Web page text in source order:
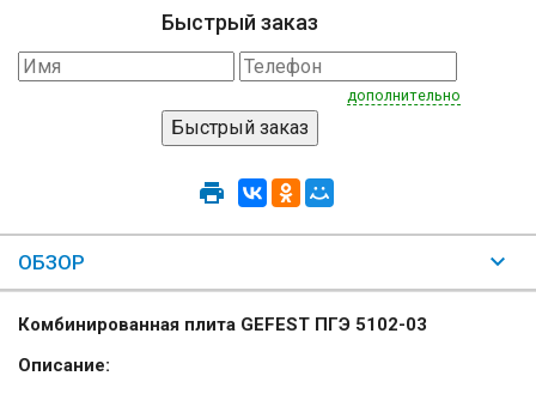
Быстрый заказ
дополнительно
ОБЗОР
Комбинированная плита GEFEST ПГЭ 5102-03
Описание: